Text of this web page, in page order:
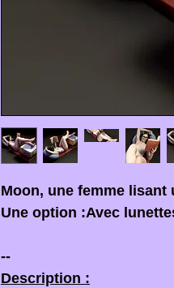
Moon, une femme lisant
Une option :Avec
--
Description :